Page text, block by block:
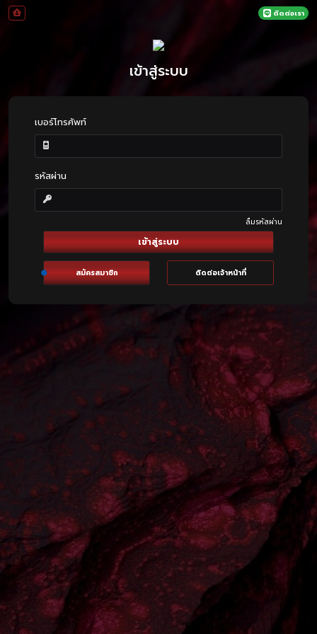
ติดต่อเรา
เข้าสู่ระบบ
เบอร์โทรศัพท์
รหัสผ่าน
ลืมรหัสผ่าน
เข้าสู่ระบบ
สมัครสมาชิก ติดต่อเจ้าหน้าที่